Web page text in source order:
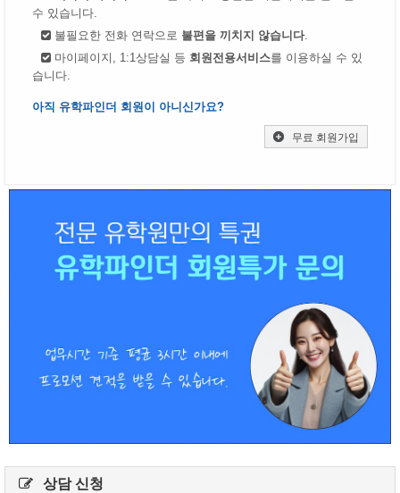
수 있습니다.
불필요한 전화 연락으로 불편을 끼치지 않습니다.
마이페이지, 1:1상담실 등 회원전용서비스를 이용하실 수 있
습니다.
아직 유학파인더 회원이 아니신가요?
무료 회원가입
상담 신청